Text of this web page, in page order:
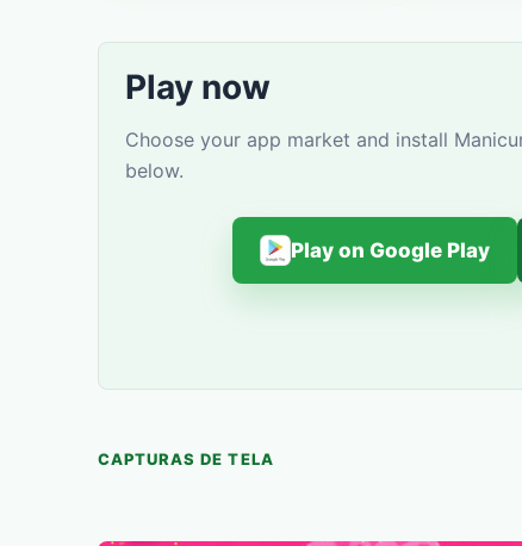
Play now
Choose your app market and install
below.
Play on Google Play
CAPTURAS DE TELA